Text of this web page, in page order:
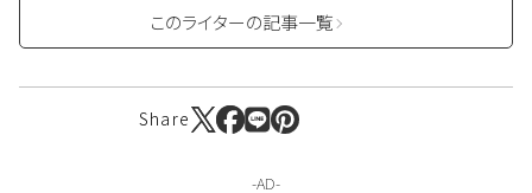
このライターの記事一覧
Share